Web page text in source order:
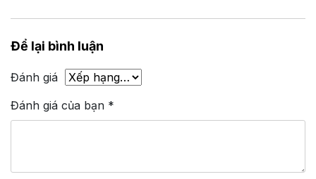
Để lại bình luận
Đánh giá
Đánh giá của bạn *